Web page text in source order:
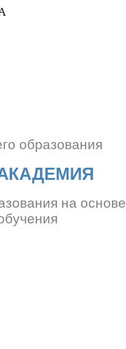
образования
на основе